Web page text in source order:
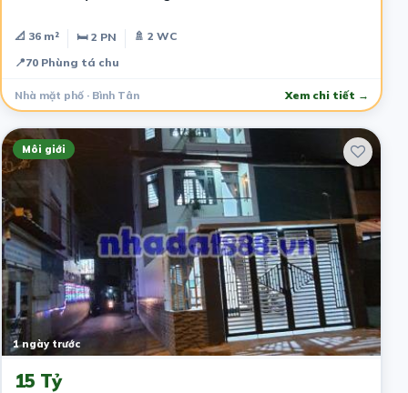
📐 36 m² 🛏 2 PN
🚿 2 WC
📍70 Phùng tá chu
Nhà mặt phố · Bình Tân Xem chi tiết →
Môi giới
1 ngày trước
15 Tỷ